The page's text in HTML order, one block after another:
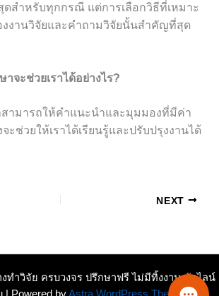
สำหรับทุกกรณี แต่การเลือกวิธีที่เหมาะ
งานวิจัยและคำถามวิจัยนั้นสำคัญที่สุด
จะช่วยเราได้อย่างไร?
สามารถให้คำแนะนำและมุมมองที่มีค่า
ะช่วยให้เราได้เรียนรู้และปรับปรุงงานได้
NEXT
งทำวิจัย ครบวงจร ปรึกษาฟรี ไม่มีทิ้งงาน ทักไลน์